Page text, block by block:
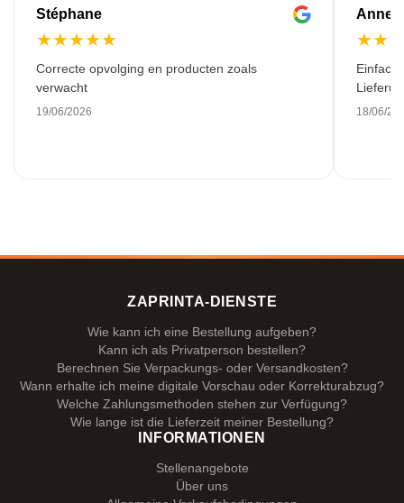
Stéphane
★★★★★
Correcte opvolging en producten zoals
verwacht
19/06/2026
Anne-
★★
18/06/
ZAPRINTA-DIENSTE
Wie kann ich eine Bestellung aufgeben?
Kann ich als Privatperson bestellen?
Berechnen Sie Verpackungs- oder Versandkosten?
Wann erhalte ich meine digitale Vorschau oder Korrekturabzug?
Welche Zahlungsmethoden stehen zur Verfügung?
Wie lange ist die Lieferzeit meiner Bestellung?
INFORMATIONEN
Stellenangebote
Über uns